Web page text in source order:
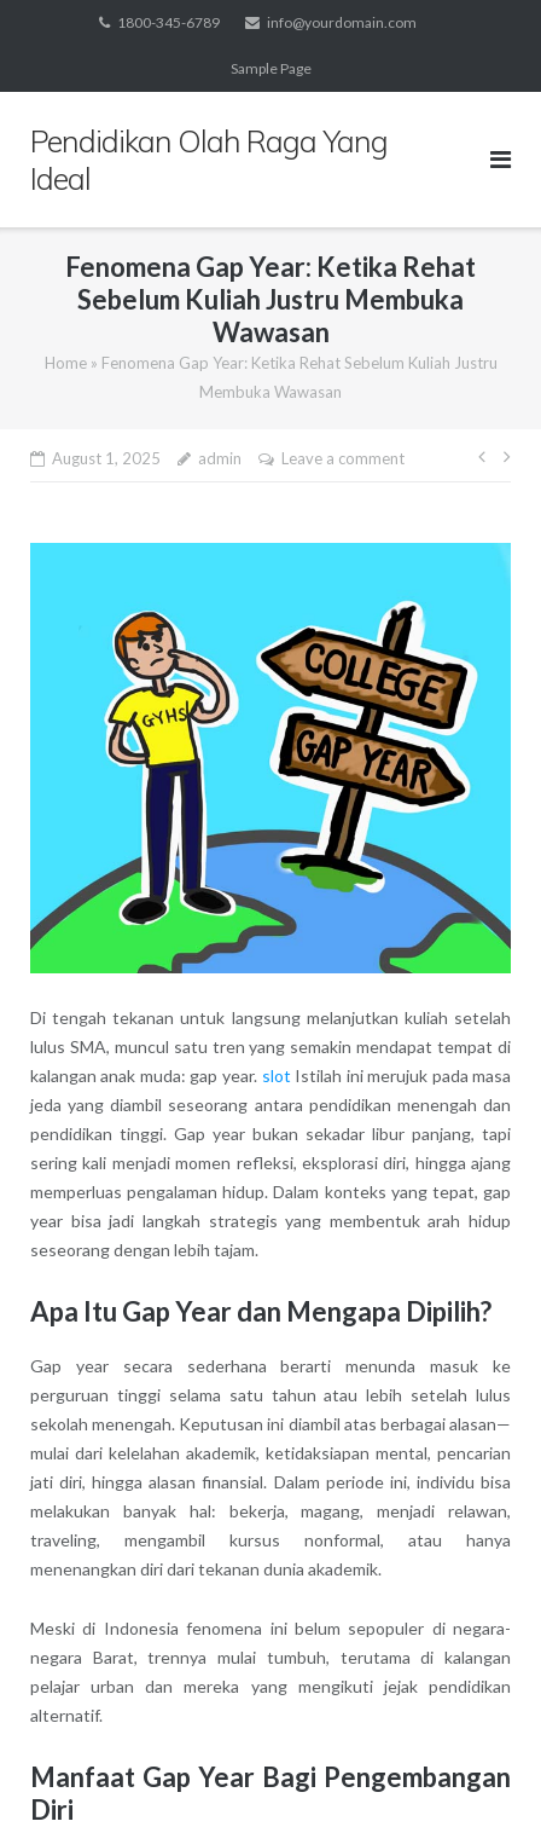
1800-345-6789 info@yourdomain.com
Sample Page
Pendidikan Olah Raga Yang
Ideal
Fenomena Gap Year: Ketika Rehat
Sebelum Kuliah Justru Membuka
Wawasan
Home» Fenomena Gap Year: Ketika Rehat Sebelum Kuliah Justru
Membuka Wawasan
August 1, 2025 admin Leave a comment
Post
Di tengah tekanan untuk langsung melanjutkan kuliah setelah
lulus SMA, muncul satu tren yang semakin mendapat tempat di
kalangan anak muda: gap year. slot Istilah ini merujuk pada masa
jeda yang diambil seseorang antara pendidikan menengah dan
pendidikan tinggi. Gap year bukan sekadar libur panjang, tapi
sering kali menjadi momen refleksi, eksplorasi diri, hingga ajang
memperluas pengalaman hidup. Dalam konteks yang tepat, gap
year bisa jadi langkah strategis yang membentuk arah hidup
seseorang dengan lebih tajam.
Apa Itu Gap Year dan Mengapa Dipilih?
Gap year secara sederhana berarti menunda masuk ke
perguruan tinggi selama satu tahun atau lebih setelah lulus
sekolah menengah. Keputusan ini diambil atas berbagai alasan—
mulai dari kelelahan akademik, ketidaksiapan mental, pencarian
jati diri, hingga alasan finansial. Dalam periode ini, individu bisa
melakukan banyak hal: bekerja, magang, menjadi relawan,
traveling, mengambil kursus nonformal, atau hanya
menenangkan diri dari tekanan dunia akademik.
Meski di Indonesia fenomena ini belum sepopuler di negara-
negara Barat, trennya mulai tumbuh, terutama di kalangan
pelajar urban dan mereka yang mengikuti jejak pendidikan
alternatif.
Manfaat Gap Year Bagi Pengembangan
Diri